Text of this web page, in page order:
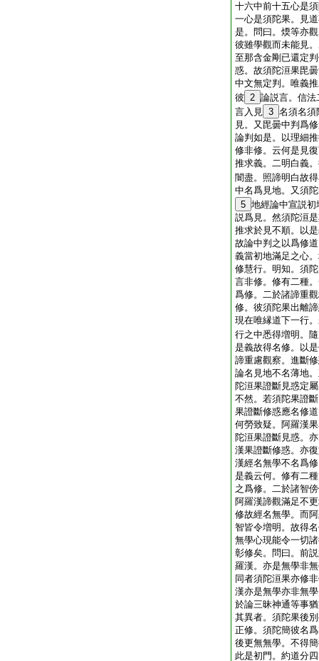
十六中前十五心是
一心是須陀果。見
是。問曰。煗等亦
彼雖學觀而未能見
至那含金剛已還定
惑。故須陀洹果毘
中文無定判。唯義
彼 2 論説言。信法
言入見 3 名須名須
見。又毘曇中判爲
論判如是。以理細
修非修。云何是見
推求義。二明白義
闇盡。照諦明白故
中名爲見地。又須
5 地經論中宣説
説爲見。然須陀洹
推求於見不順。以
故論中判之以爲修
義當初地滿足之心
修慧行。明知。須
言非修。修有二種
爲修。二於諸諦重
修。彼須陀果出離
現在唯縁道下一行
行之中悉得増明。
是義故得名修。以
諦重慮觀察。進斷
論名見地不名薄地
陀洹果證斷見惑定
不然。若須陀果證
果證斷修惑應名修
何勞致疑。阿羅漢
陀洹果證斷見惑。
漢果證斷修惑。亦
漢經名無學不名爲
是義云何。修有二
之爲修。二於諸智
阿羅漢諦觀滿足不
修故經名無學。而
智皆令増明。故得
無學心現能令一切
彰修矣。問曰。前
羅漢。亦是無學非
同者須陀洹果亦修
漢亦是無學亦非無
於論三昧神通等事
其異者。須陀果後
正修。須陀簡彼名
後更無無學。不得
此是初門。約道分